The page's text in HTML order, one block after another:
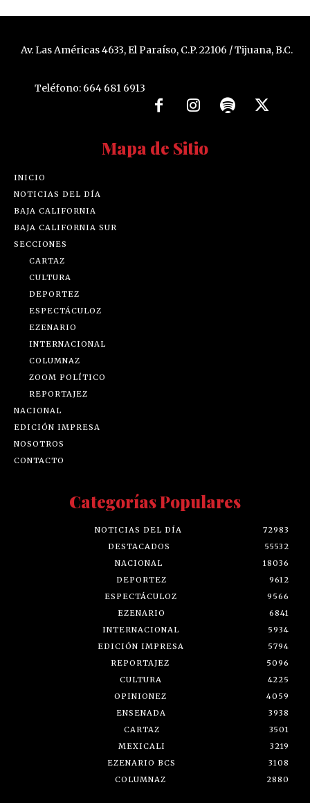
Av. Las Américas 4633, El Paraíso, C.P. 22106 / Tijuana, B.C.
Teléfono: 664 681 6913
Mapa de Sitio
INICIO
NOTICIAS DEL DÍA
BAJA CALIFORNIA
BAJA CALIFORNIA SUR
SECCIONES
CARTAZ
CULTURA
DEPORTEZ
ESPECTÁCULOZ
EZENARIO
INTERNACIONAL
COLUMNAZ
ZOOM POLÍTICO
REPORTAJEZ
NACIONAL
EDICIÓN IMPRESA
NOSOTROS
CONTACTO
Categorías Populares
NOTICIAS DEL DÍA
72983
DESTACADOS
55532
NACIONAL
18036
DEPORTEZ
9612
ESPECTÁCULOZ
9566
EZENARIO
6841
INTERNACIONAL
5934
EDICIÓN IMPRESA
5794
REPORTAJEZ
5096
CULTURA
4225
OPINIONEZ
4059
ENSENADA
3938
CARTAZ
3501
MEXICALI
3219
EZENARIO BCS
3108
COLUMNAZ
2880